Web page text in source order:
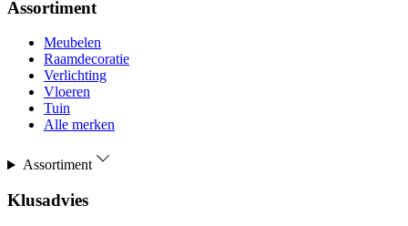
Assortiment
Meubelen
Raamdecoratie
Verlichting
Vloeren
Tuin
Alle merken
Assortiment
Klusadvies